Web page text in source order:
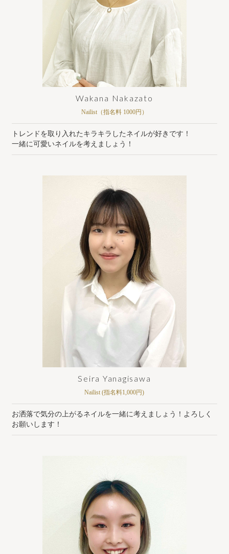
Wakana Nakazato
Nailist（指名料 1000円）
トレンドを取り入れたキラキラしたネイルが好きです！
一緒に可愛いネイルを考えましょう！
Seira Yanagisawa
Nailist (指名料1,000円)
お洒落で気分の上がるネイルを一緒に考えましょう！よろしく
お願いします！